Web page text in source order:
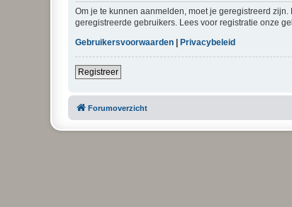
Om je te kunnen aanmelden, moet je geregistreerd
geregistreerde gebruikers. Lees voor registratie onze
Gebruikersvoorwaarden
Privacybeleid
Registreer
Forumoverzicht